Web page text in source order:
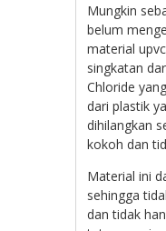
Mungkin
belum
material
singkatan
Chloride
dari plastik
dihilangkan
kokoh dan
Material ini
sehingga
dan tidak